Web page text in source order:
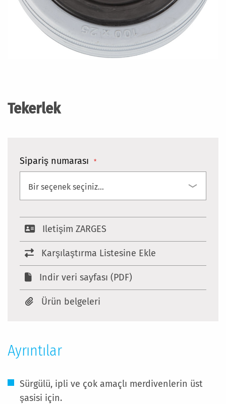
Tekerlek
Sipariş numarası
Iletişim ZARGES
Karşılaştırma Listesine Ekle
Indir veri sayfası (PDF)
Ürün belgeleri
git
Ayrıntılar
Sürgülü, ipli ve çok amaçlı merdivenlerin üst
şasisi için.